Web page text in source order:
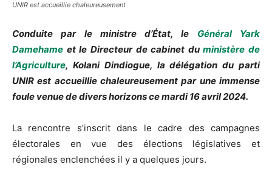
UNIR est accueillie chaleureusement
Conduite par le ministre d’État, le Général Yark
Damehame et le Directeur de cabinet duministère de
l’Agriculture, Kolani Dindiogue, la délégation du parti
UNIR est accueillie chaleureusement par une immense
foule venue de divers horizons ce mardi 16 avril 2024.
La rencontre s’inscrit dans le cadre des campagnes
électorales en vue des élections législatives et
régionales enclenchées il y a quelques jours.